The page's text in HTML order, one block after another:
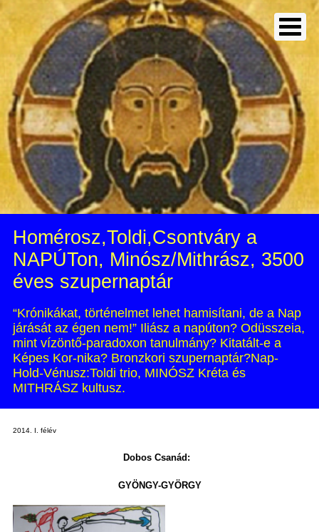
Homérosz,Toldi,Csontváry a
NAPÚTon, Minósz/Mithrász, 3500
éves szupernaptár
“Krónikákat, történelmet lehet hamisítani, de a Nap
járását az égen nem!” Iliász a napúton? Odüsszeia,
mint vízöntő-paradoxon tanulmány? Kitatált-e a
Képes Kor-nika? Bronzkori szupernaptár?Nap-
Hold-Vénusz:Toldi trio, MINÓSZ Kréta és
MITHRÁSZ kultusz.
2014. I. félév
Dobos Csanád:
GYÖNGY-GYÖRGY